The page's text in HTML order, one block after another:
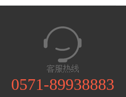
0571-89938883